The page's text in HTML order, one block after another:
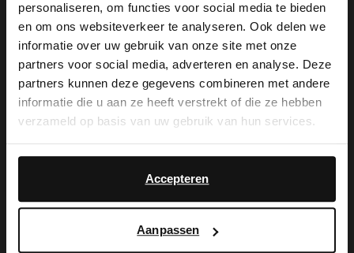
personaliseren, om functies voor social media te bieden
en om ons websiteverkeer te analyseren. Ook delen we
informatie over uw gebruik van onze site met onze
partners voor social media, adverteren en analyse. Deze
partners kunnen deze gegevens combineren met andere
informatie die u aan ze heeft verstrekt of die ze hebben
verzameld op basis van uw gebruik van hun services.
Accepteren
Aanpassen
Produktbeschreibung
Graue Veloursleder-Sneaker der Marke
Manfield. Die weiße Sohle der Sneaker ist
2 cm dick. Als Schuhpflege empfehlen wir
das transparente Veloursleder-/Nubuk-
×
View this website in English?
It looks like your language isn't Dutch. Would
you like to switch to English?
English